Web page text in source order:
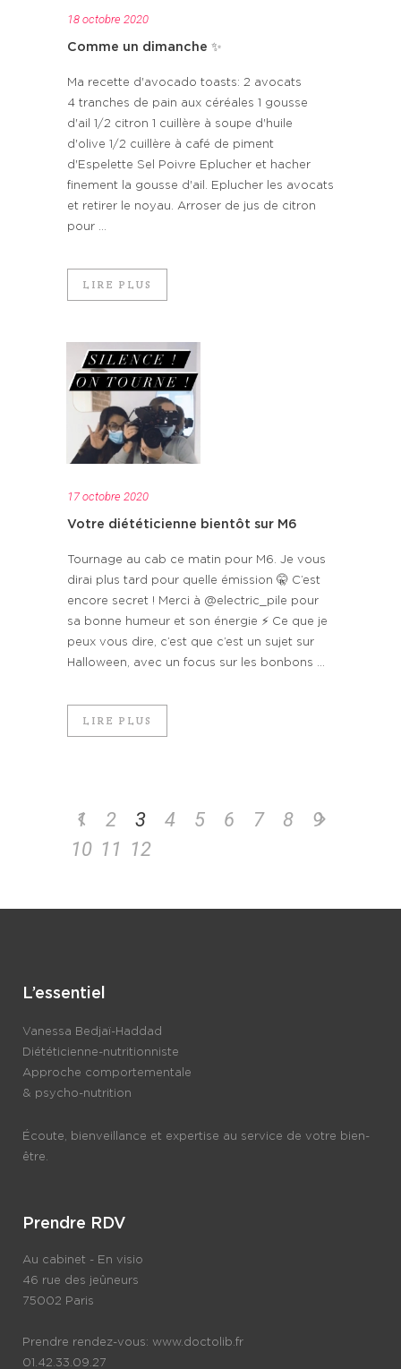
18 octobre 2020
Comme un dimanche ✨
Ma recette d'avocado toasts: 2 avocats
4 tranches de pain aux céréales 1 gousse
d'ail 1/2 citron 1 cuillère à soupe d'huile
d'olive 1/2 cuillère à café de piment
d'Espelette Sel Poivre Eplucher et hacher
finement la gousse d'ail. Eplucher les avocats
et retirer le noyau. Arroser de jus de citron
pour ...
LIRE PLUS
17 octobre 2020
Votre diététicienne bientôt sur M6
Tournage au cab ce matin pour M6. Je vous
dirai plus tard pour quelle émission 🤫 C’est
encore secret ! Merci à @electric_pile pour
sa bonne humeur et son énergie ⚡️ Ce que je
peux vous dire, c’est que c’est un sujet sur
Halloween, avec un focus sur les bonbons ...
LIRE PLUS
1 2 3 4 5 6 7 8
9
10 11 12
L’essentiel
Vanessa Bedjaï-Haddad
Diététicienne-nutritionniste
Approche comportementale
& psycho-nutrition
Écoute, bienveillance et expertise au service de votre bien-
être.
Prendre RDV
Au cabinet - En visio
46 rue des jeûneurs
75002 Paris
Prendre rendez-vous: www.doctolib.fr
01.42.33.09.27